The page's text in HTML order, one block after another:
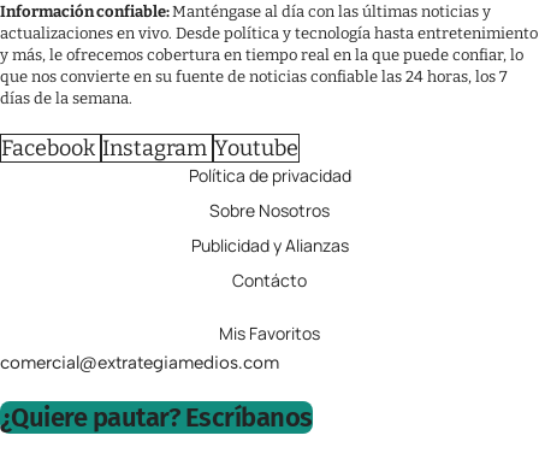
Información confiable:Manténgase al día con las últimas noticias y
actualizaciones en vivo. Desde política y tecnología hasta entretenimiento
y más, le ofrecemos cobertura en tiempo real en la que puede confiar, lo
que nos convierte en su fuente de noticias confiable las 24 horas, los 7
días de la semana.
Facebook Instagram Youtube
Política de privacidad
Sobre Nosotros
Publicidad y Alianzas
Contácto
Mis Favoritos
comercial@extrategiamedios.com
¿Quiere pautar? Escríbanos